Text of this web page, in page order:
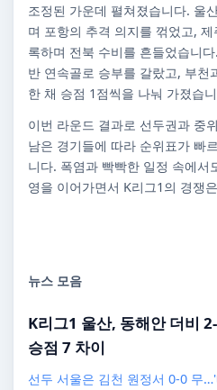
조정된 가운데 펼쳐졌습니다. 울
며 포항의 추격 의지를 꺾었고,
록하며 전북 수비를 흔들었습니
반 연속골로 승부를 갈랐고, 부천
한 채 승점 1점씩을 나눠 가졌습
이번 라운드 결과로 선두권과 중
남은 경기들에 따라 순위표가 빠
니다. 폭염과 빡빡한 일정 속에서
영을 이어가면서 K리그1의 경쟁
뉴스 모음
K리그1 울산, 동해안 더비
승점 7 차이
선두 서울은 김천 원정서 0-0 무